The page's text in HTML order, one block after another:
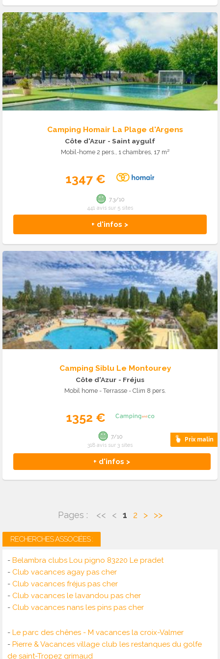
Camping Homair La Plage d'Argens
Côte d'Azur - Saint aygulf
Mobil-home 2 pers., 1 chambres, 17 m²
1347 €
+ d'infos >
7.3/10
441 avis sur 5 sites
Camping Siblu Le Montourey
Côte d'Azur - Fréjus
Mobil home - Terrasse - Clim 8 pers.
1352 €
Prix malin
+ d'infos >
7/10
318 avis sur 3 sites
Pages : << < 1 2 > >>
RECHERCHES ASSOCIÉES :
- Belambra clubs Lou pigno 83220 Le pradet
- Club vacances agay pas cher
- Club vacances fréjus pas cher
- Club vacances le lavandou pas cher
- Club vacances nans les pins pas cher
- Le parc des chênes - M vacances la croix-Valmer
- Pierre & Vacances village club les restanques du golfe
de saint-Tropez grimaud